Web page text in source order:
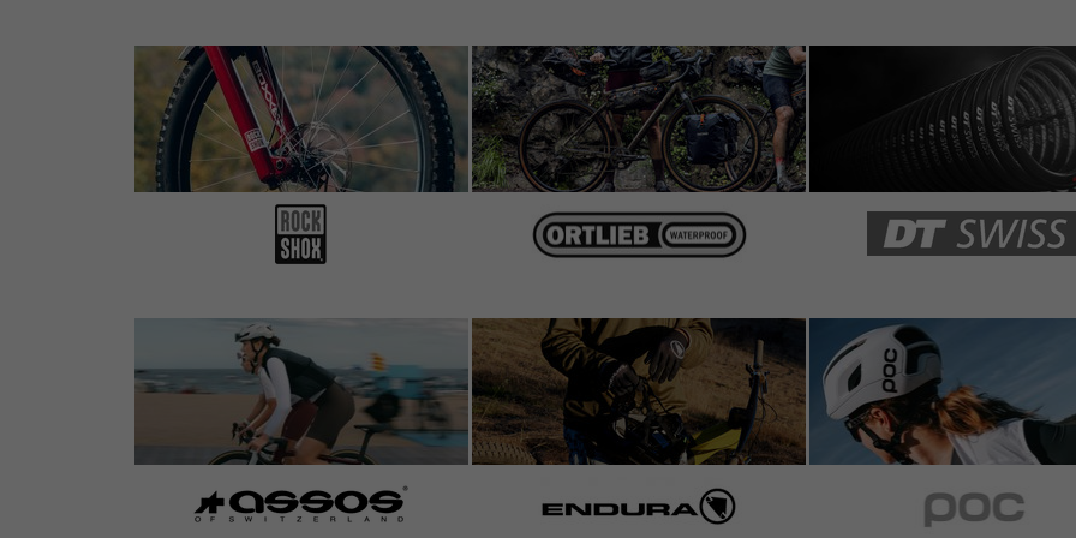
5 de 5 estrellasde Vsevolod P. el 10.04.2020
Artículo
: plata | 118
5 de 5 clientes les ha parecido útil esta reseña.
This is not the most popular chain, and there is not a lot of reviews and information about it on the
internet, but I decided to give it a go simply because I liked it's quick link, and I have not regret it.
something unique to offer! Highly recommend.